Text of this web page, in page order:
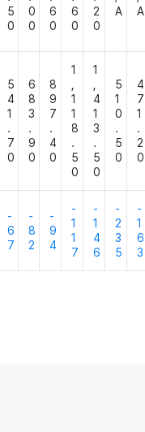
5
0
0
0
6
0
6
0
2
0
A
A
5
4
1
.
7
0
6
8
3
.
9
0
8
9
7
.
4
0
1
1
1
8
.
5
0
1
4
1
3
.
5
0
5
1
0
.
5
0
4
7
1
.
2
0
-
6
7
-
8
2
-
9
4
-
1
1
7
-
1
4
6
-
2
3
5
-
1
6
3